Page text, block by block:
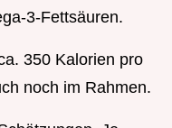
3-Fettsäuren.
350 Kalorien pro
noch im Rahmen.